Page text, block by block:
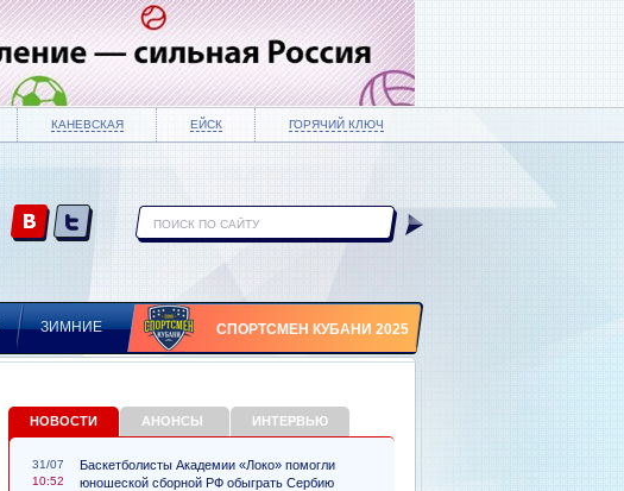
КАНЕВСКАЯ ЕЙСК ГОРЯЧИЙ КЛЮЧ
ЗИМНИЕ СПОРТСМЕН КУБАНИ 2025
НОВОСТИ АНОНСЫ ИНТЕРВЬЮ
31/07
10:52
Баскетболисты Академии «Локо» помогли
юношеской сборной РФ обыграть Сербию